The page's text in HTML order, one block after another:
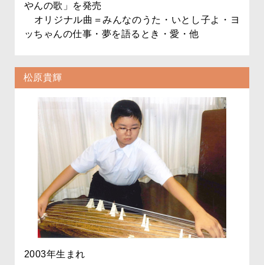
やんの歌」を発売
オリジナル曲＝みんなのうた・いとし子よ・ヨ
ッちゃんの仕事・夢を語るとき・愛・他
松原貴輝
2003年生まれ